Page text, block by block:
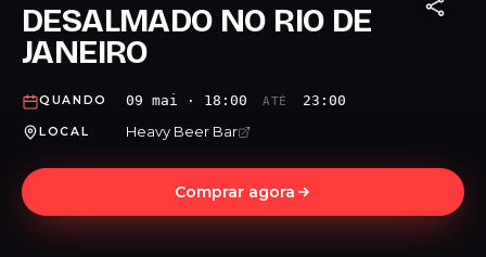
DESALMADO NO RIO DE
JANEIRO
QUANDO 09 mai · 18:00 ATÉ 23:00
LOCAL Heavy Beer Bar
Comprar agora